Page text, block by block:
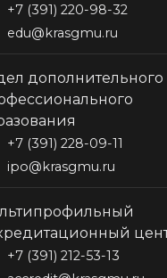
+7 (391) 220-98-32
edu@krasgmu.ru
дополнительного
+7 (391) 228-09-11
ipo@krasgmu.ru
+7 (391) 212-53-13